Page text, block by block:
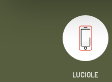
LUCIOLE